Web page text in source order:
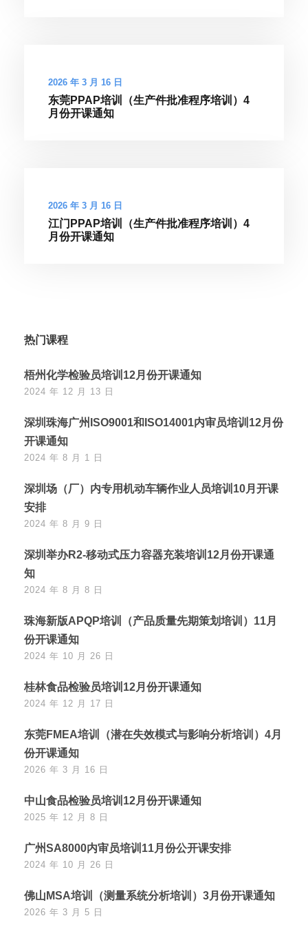
2026 年 3 月 16 日
东莞PPAP培训（生产件批准程序培训）4
月份开课通知
2026 年 3 月 16 日
江门PPAP培训（生产件批准程序培训）4
月份开课通知
热门课程
梧州化学检验员培训12月份开课通知
2024 年 12 月 13 日
深圳珠海广州ISO9001和ISO14001内审员培训12月份
开课通知
2024 年 8 月 1 日
深圳场（厂）内专用机动车辆作业人员培训10月开课
安排
2024 年 8 月 9 日
深圳举办R2-移动式压力容器充装培训12月份开课通
知
2024 年 8 月 8 日
珠海新版APQP培训（产品质量先期策划培训）11月
份开课通知
2024 年 10 月 26 日
桂林食品检验员培训12月份开课通知
2024 年 12 月 17 日
东莞FMEA培训（潜在失效模式与影响分析培训）4月
份开课通知
2026 年 3 月 16 日
中山食品检验员培训12月份开课通知
2025 年 12 月 8 日
广州SA8000内审员培训11月份公开课安排
2024 年 10 月 26 日
佛山MSA培训（测量系统分析培训）3月份开课通知
2026 年 3 月 5 日